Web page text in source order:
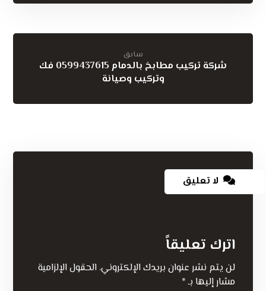
سابق
شركة تركيب مطابخ بالدمام 0599437615 فك
وتركيب وصيانة
لا تعليق
اترك تعليقاً
لن يتم نشر عنوان بريدك الإلكتروني. الحقول الإلزامية
مشار إليها بـ*